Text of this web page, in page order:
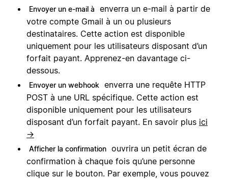
Envoyer un e-mail à
enverra un e-mail à partir de
votre compte Gmail à un ou plusieurs
destinataires. Cette action est disponible
uniquement pour les utilisateurs disposant d’un
forfait payant. Apprenez-en davantage ci-
dessous.
Envoyer un webhook enverra une requête HTTP
POST à une URL spécifique. Cette action est
disponible uniquement pour les utilisateurs
disposant d’un forfait payant. En savoir plus ici
→
Afficher la confirmation ouvrira un petit écran de
confirmation à chaque fois qu’une personne
clique sur le bouton. Par exemple, vous pouvez